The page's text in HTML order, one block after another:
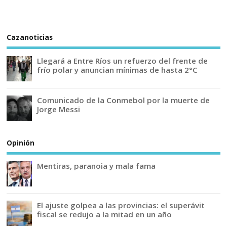
Cazanoticias
Llegará a Entre Ríos un refuerzo del frente de
frío polar y anuncian mínimas de hasta 2°C
Comunicado de la Conmebol por la muerte de
Jorge Messi
Opinión
Mentiras, paranoia y mala fama
El ajuste golpea a las provincias: el superávit
fiscal se redujo a la mitad en un año